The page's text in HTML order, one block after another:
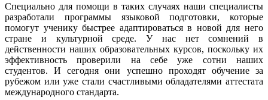
Специально для помощи в таких случаях наши специалисты
разработали программы языковой подготовки, которые
помогут ученику быстрее адаптироваться в новой для него
стране и культурной среде. У нас нет сомнений в
действенности наших образовательных курсов, поскольку их
эффективность проверили на себе уже сотни наших
студентов. И сегодня они успешно проходят обучение за
рубежом или уже стали счастливыми обладателями аттестата
международного стандарта.